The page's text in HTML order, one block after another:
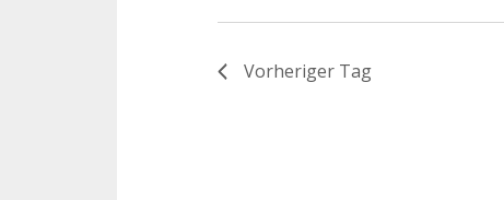
Vorheriger Tag